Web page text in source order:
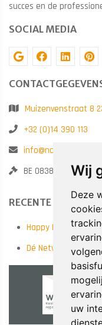
Wij
Deze
uw
succes en de
SOCIAL MEDIA
Muizenvenstraat 8
+32 (0)14 390 113
info@noatrainings.be
BE 0838.789.682
RECENTE POSTS
Happy New Year!
Dé Netwerkervaring